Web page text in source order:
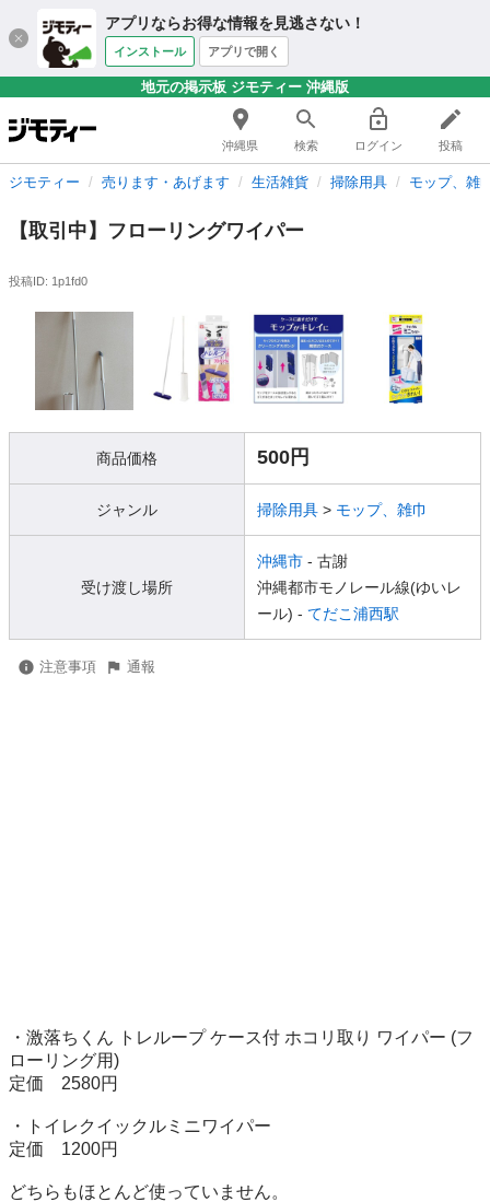
アプリならお得な情報を見逃さない！
インストール アプリで開く
地元の掲示板 ジモティー 沖縄版
沖縄県 検索 ログイン 投稿
ジモティー 売ります・あげます 生活雑貨 掃除用具 モップ、雑
【取引中】フローリングワイパー
投稿ID: 1p1fd0
商品価格 500円
ジャンル 掃除用具 > モップ、雑巾
受け渡し場所
沖縄市 - 古謝
沖縄都市モノレール線(ゆいレ
ール) - てだこ浦西駅
注意事項 通報
・激落ちくん トレループ ケース付 ホコリ取り ワイパー (フ
ローリング用)
定価　2580円
・トイレクイックルミニワイパー
定価　1200円
どちらもほとんど使っていません。